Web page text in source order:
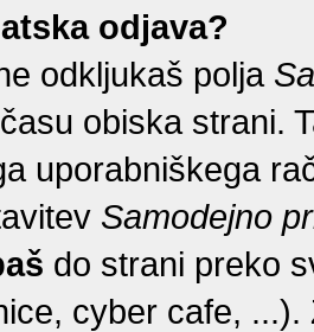
odjava?
odkljukaš polja
obiska strani.
uporabniškega
Samodejno
do strani preko
cyber cafe,